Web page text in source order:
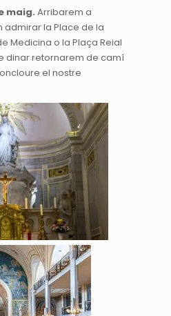
maig. Arribarem a
la Place de la
Medicina o la Plaça Reial
dinar retornarem de camí
el nostre